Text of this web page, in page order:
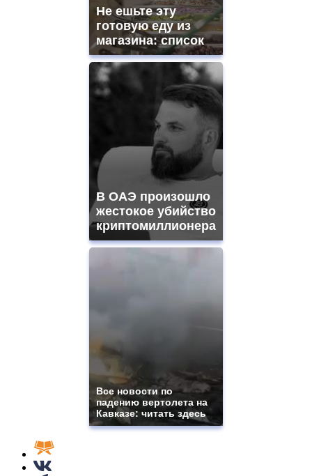
Не ешьте эту
готовую еду из
магазина: список
В ОАЭ произошло
жестокое убийство
криптомиллионера
Все новости по
падению вертолета на
Кавказе: читать здесь